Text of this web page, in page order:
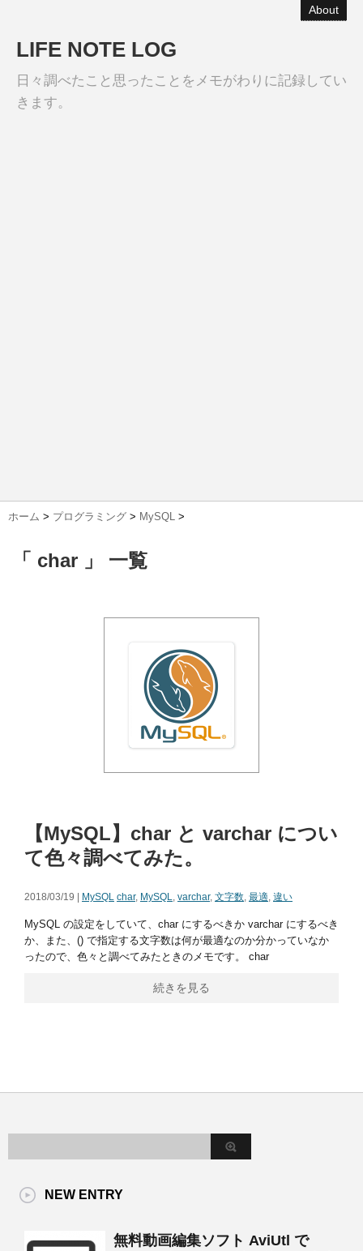
About
LIFE NOTE LOG
日々調べたこと思ったことをメモがわりに記録してい
きます。
ホーム > プログラミング > MySQL >
「 char 」 一覧
【MySQL】char と varchar につい
て色々調べてみた。
2018/03/19 | MySQL char, MySQL, varchar, 文字数, 最適, 違い
MySQL の設定をしていて、char にするべきか varchar にするべき
か、また、() で指定する文字数は何が最適なのか分かっていなか
ったので、色々と調べてみたときのメモです。 char
続きを見る
NEW ENTRY
無料動画編集ソフト AviUtl で